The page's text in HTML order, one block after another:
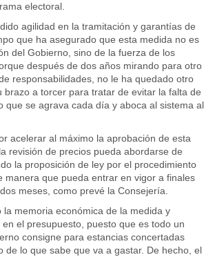
electoral.
agilidad en la tramitación y garantías de
que ha asegurado que esta medida no es
del Gobierno, sino de la fuerza de los
después de dos años mirando para otro
responsabilidades, no le ha quedado otro
brazo a torcer para tratar de evitar la falta de
que se agrava cada día y aboca al sistema al
acelerar al máximo la aprobación de esta
revisión de precios pueda abordarse de
la proposición de ley por el procedimiento
manera que pueda entrar en vigor a finales
meses, como prevé la Consejería.
la memoria económica de la medida y
el presupuesto, puesto que es todo un
consigne para estancias concertadas
de lo que sabe que va a gastar. De hecho, el